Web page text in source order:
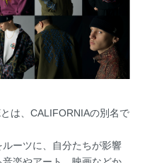
は、CALIFORNIAの別名で
ーツに、自分たちが影響